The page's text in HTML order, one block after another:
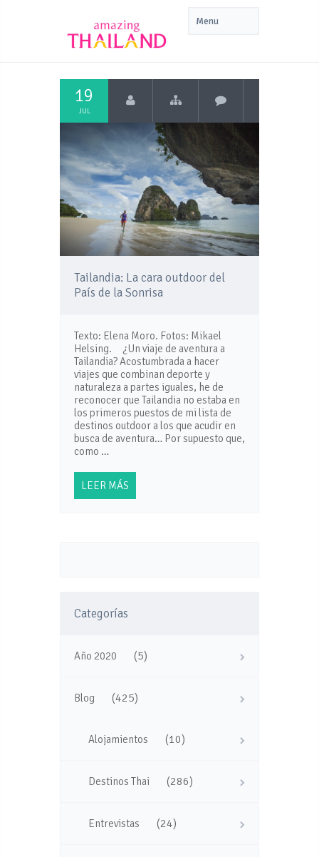
19
JUL
Tailandia: La cara outdoor del
País de la Sonrisa
Texto: Elena Moro. Fotos: Mikael
Helsing. ¿Un viaje de aventura a
Tailandia? Acostumbrada a hacer
viajes que combinan deporte y
naturaleza a partes iguales, he de
reconocer que Tailandia no estaba en
los primeros puestos de mi lista de
destinos outdoor a los que acudir en
busca de aventura… Por supuesto que,
como …
LEER MÁS
Categorías
Año 2020 (5)
Blog (425)
Alojamientos (10)
Destinos Thai (286)
Entrevistas (24)